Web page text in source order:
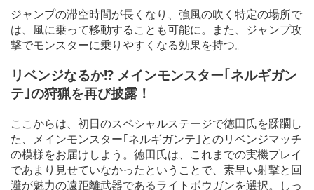
ジャンプの滞空時間が長くなり、強風の吹く特定の場所で
は、風に乗って移動することも可能に。また、ジャンプ攻
撃でモンスターに乗りやすくなる効果を持つ。
リベンジなるか!? メインモンスター｢ネルギガン
テ｣の狩猟を再び披露！
ここからは、初日のスペシャルステージで徳田氏を蹂躙し
た、メインモンスター｢ネルギガンテ｣とのリベンジマッチ
の模様をお届けしよう。徳田氏は、これまでの実機プレイ
であまり見せていなかったということで、素早い射撃と回
避が魅力の遠距離武器であるライトボウガンを選択。しっ